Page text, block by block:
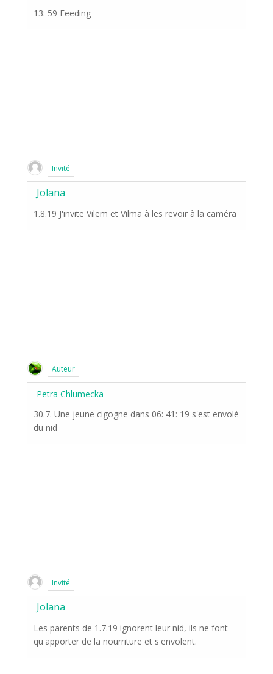
13: 59 Feeding
Invité
Jolana
1.8.19 J'invite Vilem et Vilma à les revoir à la caméra
Auteur
Petra Chlumecka
30.7. Une jeune cigogne dans 06: 41: 19 s'est envolé
du nid
Invité
Jolana
Les parents de 1.7.19 ignorent leur nid, ils ne font
qu'apporter de la nourriture et s'envolent.